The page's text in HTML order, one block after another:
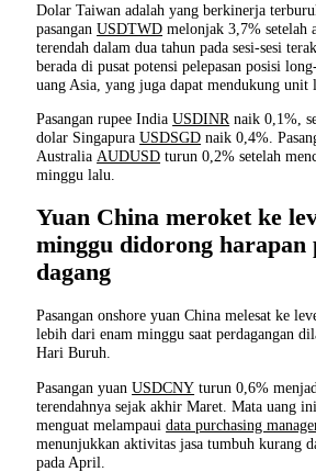
Dolar Taiwan adalah yang berkinerja
pasanganUSDTWD melonjak 3,7% setelah
terendah dalam dua tahun pada sesi-sesi
berada di pusat potensi pelepasan posisi
uang Asia, yang juga dapat mendukung unit
Pasangan rupee IndiaUSDINRnaik 0,1%,
dolar SingapuraUSDSGD naik 0,4%.
AustraliaAUDUSD turun 0,2% setelah
minggu lalu.
Yuan China meroket ke
minggu didorong harapan
dagang
Pasangan onshore yuan China melesat ke
lebih dari enam minggu saat perdagangan
Hari Buruh.
Pasangan yuanUSDCNY turun 0,6%
terendahnya sejak akhir Maret. Mata uang
menguat melampauidata purchasing
menunjukkan aktivitas jasa tumbuh kurang
pada April.